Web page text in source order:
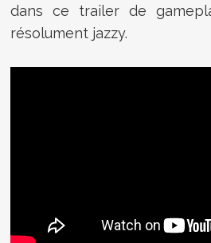
dans ce trailer de
résolument jazzy.